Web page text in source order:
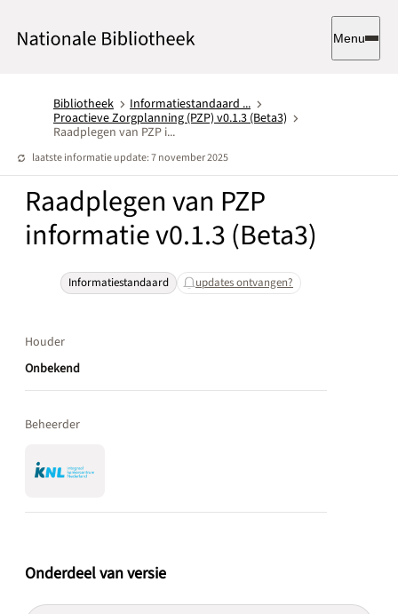
Menu
Bibliotheek
Informatiestandaard ...
Proactieve Zorgplanning (PZP) v0.1.3 (Beta3)
Raadplegen van PZP i...
laatste informatie update: 7 november 2025
Raadplegen van PZP
informatie v0.1.3 (Beta3)
Informatiestandaard updates ontvangen?
Houder
Onbekend
Beheerder
Onderdeel van versie